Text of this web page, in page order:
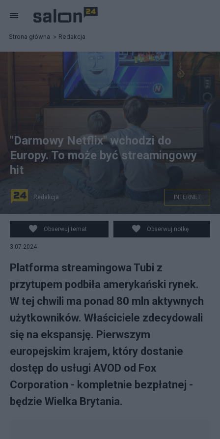
Strona główna Redakcja
Zdjęcie ilustracyjne. Źródło: pexels.com/CC0
"Darmowy Netflix" wchodzi do
Europy. To może być streamingowy
hit
Redakcja INTERNET
Obserwuj temat Obserwuj notkę
3.07.2024
Platforma streamingowa Tubi z
przytupem podbiła amerykański rynek.
W tej chwili ma ponad 80 mln aktywnych
użytkowników. Właściciele zdecydowali
się na ekspansję. Pierwszym
europejskim krajem, który dostanie
dostęp do usługi AVOD od Fox
Corporation - kompletnie bezpłatnej -
będzie Wielka Brytania.